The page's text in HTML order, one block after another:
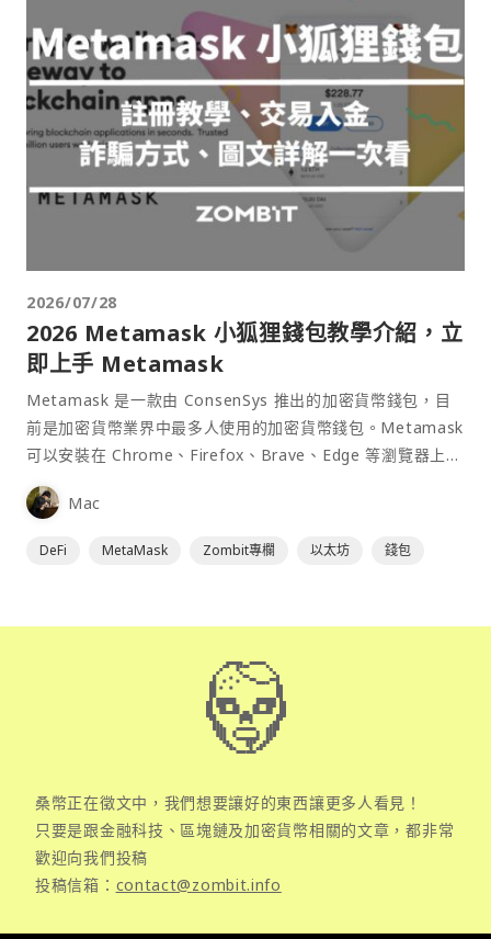
2026/07/28
2026 Metamask 小狐狸錢包教學介紹，立
即上手 Metamask
Metamask 是一款由 ConsenSys 推出的加密貨幣錢包，目
前是加密貨幣業界中最多人使用的加密貨幣錢包。Metamask
可以安裝在 Chrome、Firefox、Brave、Edge 等瀏覽器上作
為插件使用，具備許多功能且使用上非常方便。
Mac
DeFi MetaMask Zombit專欄 以太坊 錢包
桑幣正在徵文中，我們想要讓好的東西讓更多人看見！
只要是跟金融科技、區塊鏈及加密貨幣相關的文章，都非常
歡迎向我們投稿
投稿信箱： contact@zombit.info